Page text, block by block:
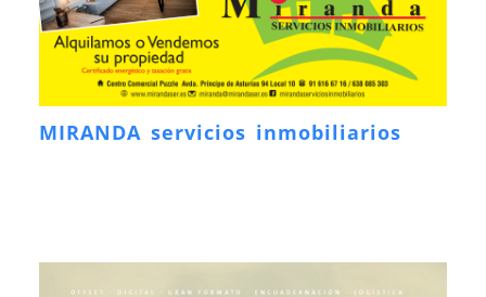
MIRANDA servicios inmobiliarios